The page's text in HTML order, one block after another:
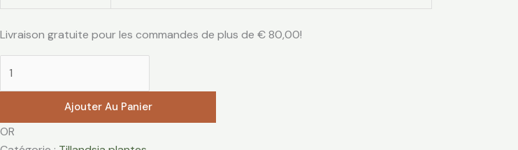
Livraison gratuite pour les commandes de plus de €80,00!
Ajouter Au Panier
OR